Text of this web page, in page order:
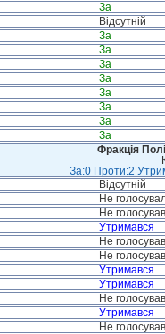
За
Відсутній
За
За
За
За
За
За
За
За
Фракція
За:0 Проти:2
Відсутній
Не
Не голосував
Утримався
Не голосував
Не голосував
Утримався
Утримався
Не голосував
Утримався
Не голосував